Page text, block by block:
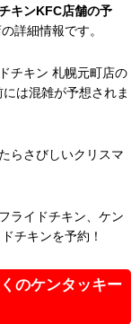
キンKFC店舗の予
詳細情報です。
チキン 札幌元町店の
は混雑が予想されま
らさびしいクリスマ
ライドチキン、ケン
チキンを予約！
のケンタッキー